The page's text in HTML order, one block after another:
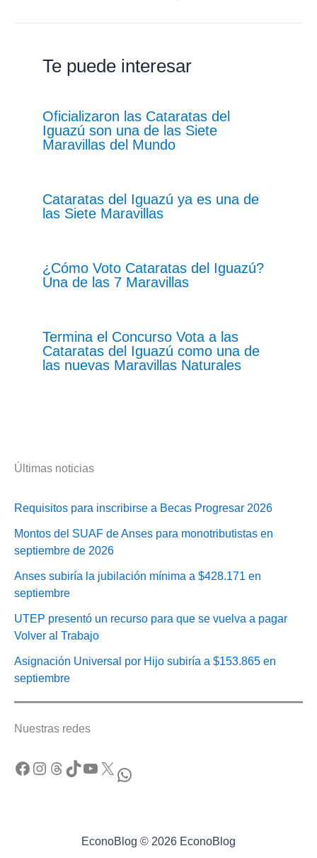
Te puede interesar
Oficializaron las Cataratas del
Iguazú son una de las Siete
Maravillas del Mundo
Cataratas del Iguazú ya es una de
las Siete Maravillas
¿Cómo Voto Cataratas del Iguazú?
Una de las 7 Maravillas
Termina el Concurso Vota a las
Cataratas del Iguazú como una de
las nuevas Maravillas Naturales
Últimas noticias
Requisitos para inscribirse a Becas Progresar 2026
Montos del SUAF de Anses para monotributistas en
septiembre de 2026
Anses subiría la jubilación mínima a $428.171 en
septiembre
UTEP presentó un recurso para que se vuelva a pagar
Volver al Trabajo
Asignación Universal por Hijo subiría a $153.865 en
septiembre
Nuestras redes
Facebook Instagram Threads TikTok YouTube X WhatsApp
EconoBlog © 2026 EconoBlog